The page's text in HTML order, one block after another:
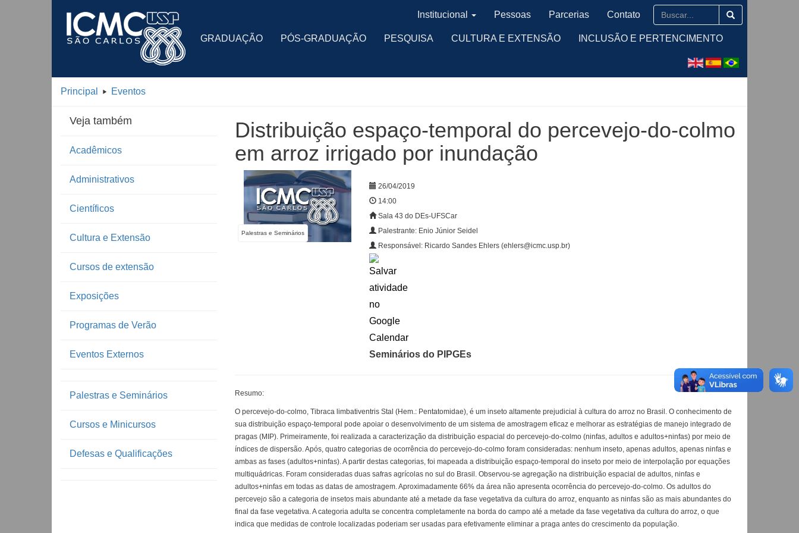
GRADUAÇÃO PÓS-GRADUAÇÃO PESQUISA CULTURA E EXTENSÃO INCLUSÃO E PERTENCIMENTO
Institucional Pessoas Parcerias Contato
Principal Eventos
Veja também
Acadêmicos
Administrativos
Científicos
Cultura e Extensão
Cursos de extensão
Exposições
Programas de Verão
Eventos Externos
Palestras e Seminários
Cursos e Minicursos
Defesas e Qualificações
Distribuição espaço-temporal do percevejo-do-colmo
em arroz irrigado por inundação
Palestras e Seminários
26/04/2019
14:00
Sala 43 do DEs-UFSCar
Palestrante: Enio Júnior Seidel
Responsável: Ricardo Sandes Ehlers (ehlers@icmc.usp.br)
Seminários do PIPGEs
Resumo:
O percevejo-do-colmo, Tibraca limbativentris Stal (Hem.: Pentatomidae), é um inseto altamente prejudicial à cultura do arroz no Brasil. O conhecimento de
sua distribuição espaço-temporal pode apoiar o desenvolvimento de um sistema de amostragem eficaz e melhorar as estratégias de manejo integrado de
pragas (MIP). Primeiramente, foi realizada a caracterização da distribuição espacial do percevejo-do-colmo (ninfas, adultos e adultos+ninfas) por meio de
índices de dispersão. Após, quatro categorias de ocorrência do percevejo-do-colmo foram consideradas: nenhum inseto, apenas adultos, apenas ninfas e
ambas as fases (adultos+ninfas). A partir destas categorias, foi mapeada a distribuição espaço-temporal do inseto por meio de interpolação por equações
multiquádricas. Foram consideradas duas safras agrícolas no sul do Brasil. Observou-se agregação na distribuição espacial de adultos, ninfas e
adultos+ninfas em todas as datas de amostragem. Aproximadamente 66% da área não apresenta ocorrência do percevejo-do-colmo. Os adultos do
percevejo são a categoria de insetos mais abundante até a metade da fase vegetativa da cultura do arroz, enquanto as ninfas são as mais abundantes do
final da fase vegetativa. A categoria adulta se concentra completamente na borda do campo até a metade da fase vegetativa da cultura do arroz, o que
indica que medidas de controle localizadas poderiam ser usadas para efetivamente eliminar a praga antes do crescimento da população.